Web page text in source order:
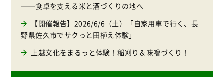
──食卓を支える米と酒づくりの地へ
【開催報告】2026/6/6（土）「自家用車で行く、長
野県佐久市でサクっと田植え体験」
上越文化をまるっと体験！稲刈り＆味噌づくり！